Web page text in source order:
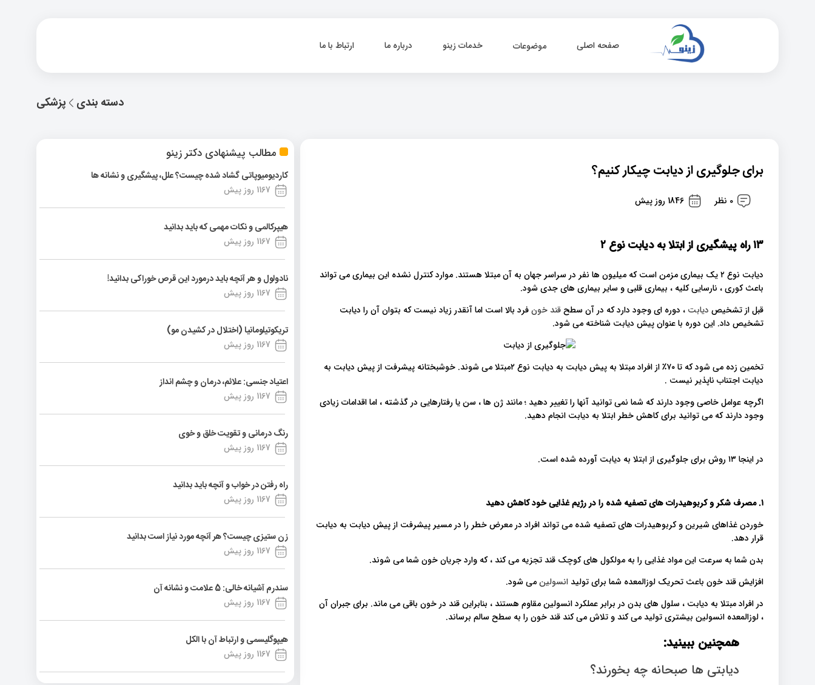
صفحه اصلی موضوعات خدمات زینو درباره ما ارتباط با ما
پزشکی دسته بندی
مطالب پیشنهادی دکتر زینو
کاردیومیوپاتی گشاد شده چیست؟ علل، پیشگیری و نشانه ها
1167 روز پیش
هیپرکالمی و نکات مهمی که باید بدانید
1167 روز پیش
نادولول و هر آنچه باید درمورد این قرص خوراکی بدانید!
1167 روز پیش
تریکوتیلومانیا (اختلال در کشیدن مو)
1167 روز پیش
اعتیاد جنسی: علائم، درمان و چشم انداز
1167 روز پیش
رنگ درمانی و تقویت خلق و خوی
1167 روز پیش
راه رفتن در خواب و آنچه باید بدانید
1167 روز پیش
زن ستیزی چیست؟ هر آنچه مورد نیاز است بدانید
1167 روز پیش
سندرم آشیانه خالی: 5 علامت و نشانه آن
1167 روز پیش
هیپوگلیسمی و ارتباط آن با الکل
1167 روز پیش
برای جلوگیری از دیابت چیکار کنیم؟
0 نظر 1846 روز پیش
۱۳ راه پیشگیری از ابتلا به دیابت نوع ۲
دیابت نوع ۲ یک بیماری مزمن است که میلیون ها نفر در سراسر جهان به آن مبتلا هستند. موارد کنترل نشده این بیماری می تواند
باعث کوری ، نارسایی کلیه ، بیماری قلبی و سایر بیماری های جدی شود.
قبل از تشخیص دیابت ، دوره ای وجود دارد که در آن سطحقند خونفرد بالا است اما آنقدر زیاد نیست که بتوان آن را دیابت
تشخیص داد. این دوره با عنوان پیش دیابت شناخته می شود.
تخمین زده می شود که تا ۷۰٪ از افراد مبتلا به پیش دیابت به دیابت نوع ۲مبتلا می شوند. خوشبختانه پیشرفت از پیش دیابت به
دیابت اجتناب ناپذیر نیست .
اگرچه عوامل خاصی وجود دارند که شما نمی توانید آنها را تغییر دهید ؛ مانند ژن ها ، سن یا رفتارهایی در گذشته ، اما اقدامات زیادی
وجود دارند که می توانید برای کاهش خطر ابتلا به دیابت انجام دهید.
در اینجا ۱۳ روش برای جلوگیری از ابتلا به دیابت آورده شده است.
۱. مصرف شکر و کربوهیدرات های تصفیه شده را در رژیم غذایی خود کاهش دهید
خوردن غذاهای شیرین و کربوهیدرات های تصفیه شده می تواند افراد در معرض خطر را در مسیر پیشرفت از پیش دیابت به دیابت
قرار دهد.
بدن شما به سرعت این مواد غذایی را به مولکول های کوچک قند تجزیه می کند ، که وارد جریان خون شما می شوند.
افزایش قند خون باعث تحریک لوزالمعده شما برای تولیدانسولینمی شود.
در افراد مبتلا به دیابت ، سلول های بدن در برابر عملکرد انسولین مقاوم هستند ، بنابراین قند در خون باقی می ماند. برای جبران آن
، لوزالمعده انسولین بیشتری تولید می کند و تلاش می کند قند خون را به سطح سالم برساند.
همچنین ببینید:
دیابتی ها صبحانه چه بخورند؟